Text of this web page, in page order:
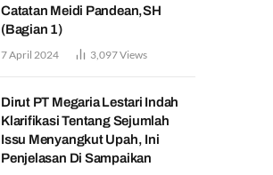
Catatan Meidi Pandean,SH
(Bagian 1)
7 April 2024 3,097Views
Dirut PT Megaria Lestari Indah
Klarifikasi Tentang Sejumlah
Issu Menyangkut Upah, Ini
Penjelasan Di Sampaikan